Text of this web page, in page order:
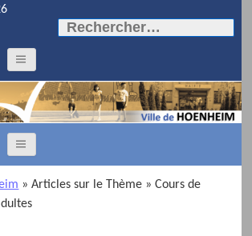
Rechercher :
» Articles sur le Thème » Cours de